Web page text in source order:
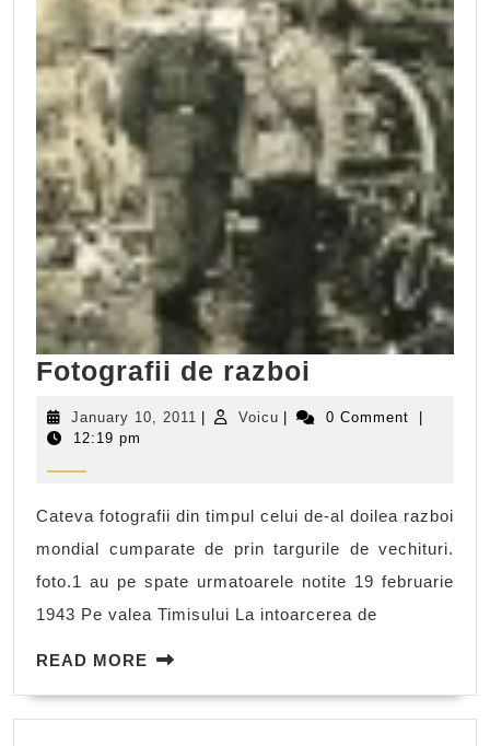
Fotografii de razboi
January 10, 2011 JanuaryVoicu Voicu 0 Comment
12:19 pm
Cateva fotografii din timpul celui de-al doilea razboi
mondial cumparate de prin targurile de vechituri.
foto.1 au pe spate urmatoarele notite 19 februarie
1943 Pe valea Timisului La intoarcerea de
READ MORE READ